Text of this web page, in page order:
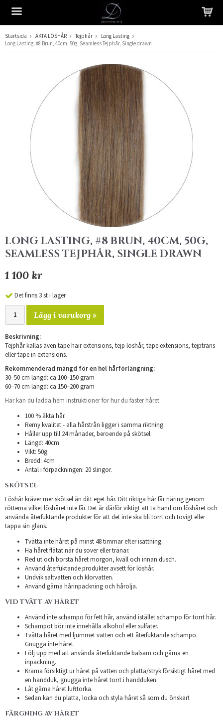
Produkten har blivit tillagd i varukorgen
Startsida ÄKTA LÖSHÅR Tejphår
Long Lasting
Long Lasting, #8 Brun, 40cm, 50g, Seamless Tejphår, Single drawn
LONG LASTING, #8 BRUN, 40CM, 50G,
SEAMLESS TEJPHÅR, SINGLE DRAWN
1 100 kr
Det finns 3 st i lager
Lägg i varukorg »
Beskrivning:
Tejphår kallas även tape hair extensions, tejp löshår, tape extensions, tejpträns
eller tape in extensions.
Rekommenderad mängd för en hel hårförlängning:
30–50 cm längd: ca 100–150 gram
60–70 cm längd: ca 150–200 gram
Här kan du ladda hem instruktioner för hur du fäster håret.
100 % äkta hår.
Remy kvalitet - alla hårstrån ligger i samma riktning.
Håller upp till 24 månader, beroende på skötsel.
Längd: 40cm
Vikt: 50g
Bredd: 4cm
Antal i förpackningen: 20 slingor.
SKÖTSEL
Löshår kräver mer skötsel än ditt eget hår. Ditt riktiga hår får näring genom
rötterna vilket löshåret inte får. Det är därför viktigt att ta hand om löshåret och
använda återfuktande produkter för att det inte ska bli torrt och tovigt eller
tappa sin glans.
Tvätta inte håret på minst 48 timmar efter isättning.
Ha håret flätat när du sover eller tränar.
Red ut och borsta håret morgon, kväll och innan dusch.
Använd återfuktande produkter avsett för löshår.
Undvik saltvatten och klorvatten.
Använd gärna hårinpackning och hårolja.
VID TVÄTT AV HÅRET
Använd inte schampo för fett hår, använd istället schampo för torrt hår.
Schampot bör inte innehålla alkohol eller sulfater.
Tvätta håret med ljummet vatten och ett återfuktande schampo.
Gnugga inte håret.
Följ upp med att använda återfuktande balsam och gärna en
inpackning.
Krama försiktigt ur håret på vatten och platta/stryk försiktigt håret med
en handduk, gnugga inte håret torrt i handduken.
Låt gärna håret lufttorka.
Sedan kan du platta, locka och styla håret så som du önskar!.
FÄRGNING AV HÅRET